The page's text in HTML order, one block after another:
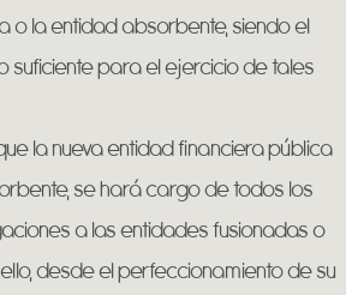
o la entidad absorbente, siendo el
suficiente para el ejercicio de tales
la nueva entidad financiera pública
se hará cargo de todos los
a las entidades fusionadas o
desde el perfeccionamiento de su